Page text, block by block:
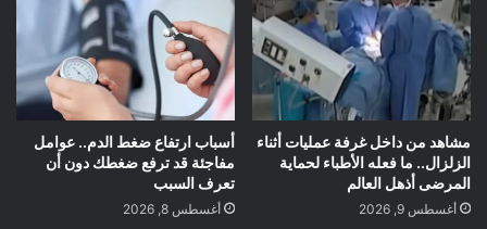
مشاهد من داخل غرفة عمليات أثناء
الزلزال.. ما فعله الأطباء لحماية
المرضى أذهل العالم
أغسطس 9, 2026
أسباب ارتفاع ضغط الدم.. عوامل
مفاجئة قد ترفع ضغطك دون أن
تعرف السبب
أغسطس 8, 2026